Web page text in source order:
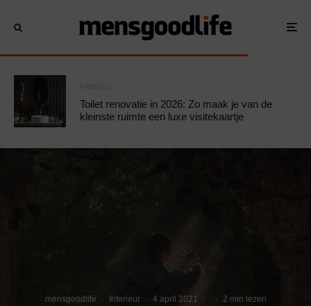
Toilet renovatie in 2026: Zo maak je van de
kleinste ruimte een luxe visitekaartje
mensgoodlife · Interieur · 4 april 2021 · · 2 min lezen